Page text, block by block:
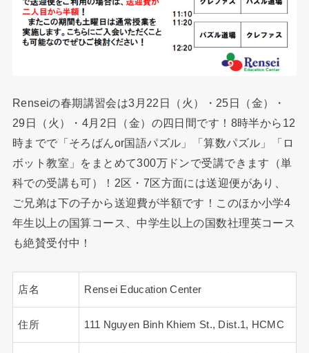
Renseiの春期講習会は3月22日（火）・25日（金）・
29日（火）・4月2日（金）の四日間です！8時半から12
時までで「そろばんor国語パズル」「算数パズル」「ロ
ボット教室」をまとめて300万ドンで受講できます（単
科での受講も可）！2区・7区方面には送迎便があり、
ご兄弟は下の子から送迎費が半額です！このほか小学4
年生以上の国算コース、中学生以上の国数社理英コース
も絶賛受付中！
店名 Rensei Education Center
住所 111 Nguyen Binh Khiem St., Dist.1, HCMC